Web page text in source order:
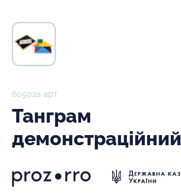
60502а арт
Танграм
демонстраційний